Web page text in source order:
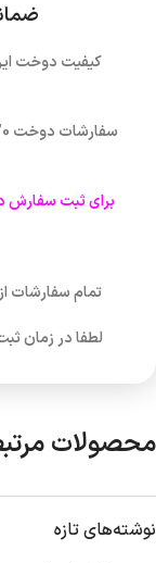
کیفیت دوخت
برای ثبت سفارش
تمام سفارشات
لطفا در زمان
محصولات
نوشته‌های تازه